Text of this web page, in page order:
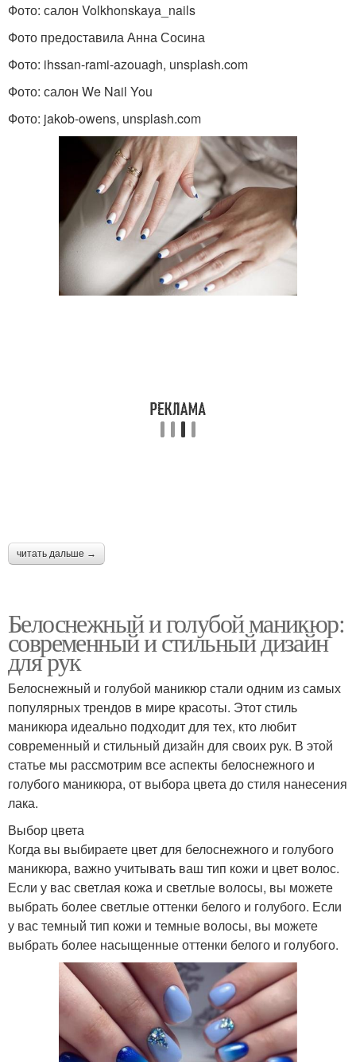
Бежевый маникюр
Маникюр с черным
Маникюр с черными
узорами
Фото: салон Volkhonskaya_nails
Фото предоставила Анна Сосина
Фото: ihssan-rami-azouagh, unsplash.com
Фото: салон We Nail You
Фото: jakob-owens, unsplash.com
читать дальше →
Белоснежный и голубой маникюр:
современный и стильный дизайн
для рук
Белоснежный и голубой маникюр стали одним из самых
популярных трендов в мире красоты. Этот стиль
маникюра идеально подходит для тех, кто любит
современный и стильный дизайн для своих рук. В этой
статье мы рассмотрим все аспекты белоснежного и
голубого маникюра, от выбора цвета до стиля нанесения
лака.
Выбор цвета
Когда вы выбираете цвет для белоснежного и голубого
маникюра, важно учитывать ваш тип кожи и цвет волос.
Если у вас светлая кожа и светлые волосы, вы можете
выбрать более светлые оттенки белого и голубого. Если
у вас темный тип кожи и темные волосы, вы можете
выбрать более насыщенные оттенки белого и голубого.